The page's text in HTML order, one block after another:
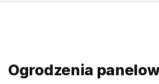
Ogrodzenia